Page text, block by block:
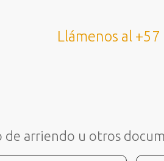
Llámenos al
de arriendo u otros